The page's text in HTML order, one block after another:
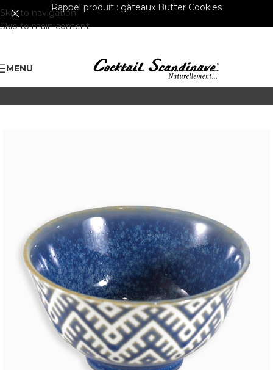
Skip to navigation
Skip to main content
Rappel produit : gâteaux Butter Cookies
MENU